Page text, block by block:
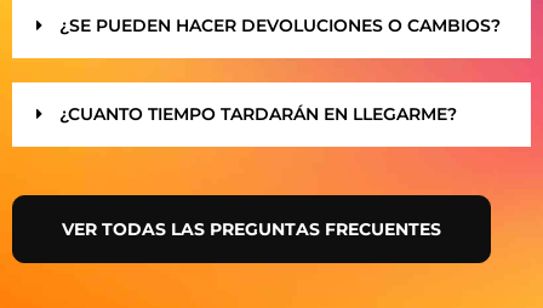
¿SE PUEDEN HACER DEVOLUCIONES O CAMBIOS?
¿CUANTO TIEMPO TARDARÁN EN LLEGARME?
VER TODAS LAS PREGUNTAS FRECUENTES